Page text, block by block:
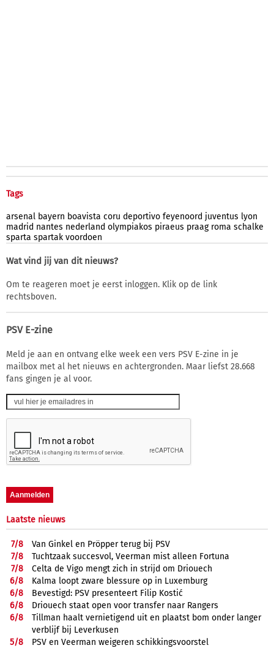
Tags
arsenal bayern boavista coru deportivo feyenoord juventus lyon
madrid nantes nederland olympiakos piraeus praag roma schalke
sparta spartak voordoen
Wat vind jij van dit nieuws?
Om te reageren moet je eerst inloggen. Klik op de link
rechtsboven.
PSV E-zine
Meld je aan en ontvang elke week een vers PSV E-zine in je
mailbox met al het nieuws en achtergronden. Maar liefst 28.668
fans gingen je al voor.
Laatste nieuws
7/8
Van Ginkel en Pröpper terug bij PSV
7/8
Tuchtzaak succesvol, Veerman mist alleen Fortuna
7/8
Celta de Vigo mengt zich in strijd om Driouech
6/8
Kalma loopt zware blessure op in Luxemburg
6/8
Bevestigd: PSV presenteert Filip Kostić
6/8
Driouech staat open voor transfer naar Rangers
6/8
Tillman haalt vernietigend uit en plaatst bom onder langer
verblijf bij Leverkusen
5/8
PSV en Veerman weigeren schikkingsvoorstel